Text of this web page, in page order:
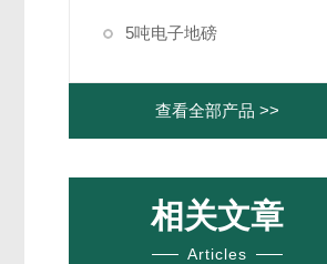
5吨电子地磅
查看全部产品 >>
相关文章
Articles